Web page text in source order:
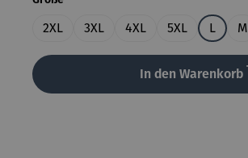
2XL 3XL 4XL 5XL L M
In den Warenkorb